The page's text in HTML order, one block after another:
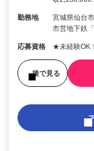
勤務地
宮城県仙台
市営地下鉄
応募資格 ★未経験OK
後で見る